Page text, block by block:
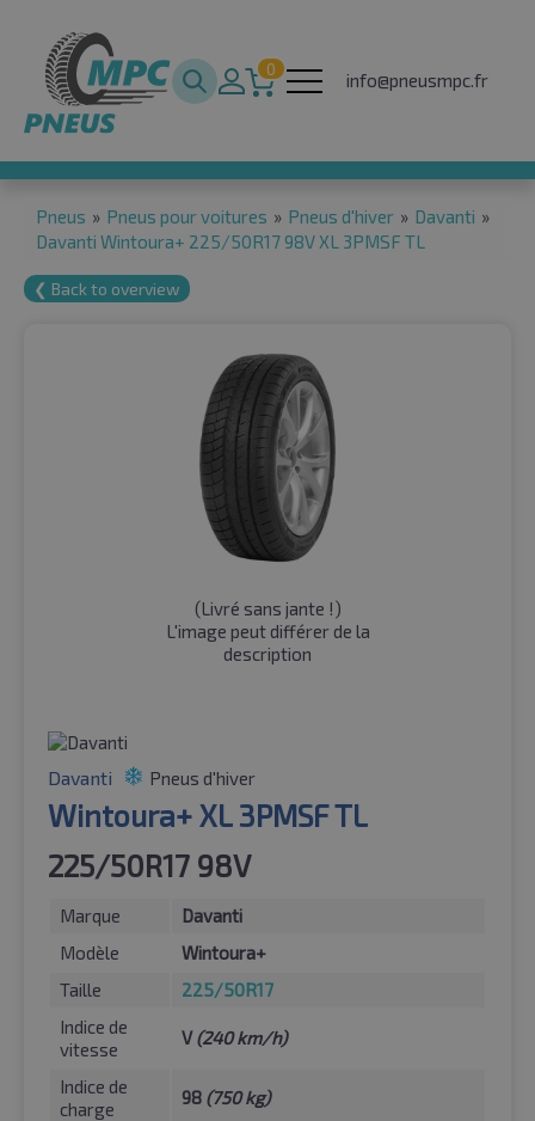
0
info@pneusmpc.fr
Pneus » Pneus pour voitures » Pneus d'hiver » Davanti »
Davanti Wintoura+ 225/50R17 98V XL 3PMSF TL
❮ Back to overview
(Livré sans jante !)
L'image peut différer de la
description
Davanti Pneus d'hiver
Wintoura+ XL 3PMSF TL
225/50R17 98V
Marque
Davanti
Modèle
Wintoura+
Taille
225/50R17
Indice de
vitesse
V(240 km/h)
Indice de
charge
98 (750 kg)